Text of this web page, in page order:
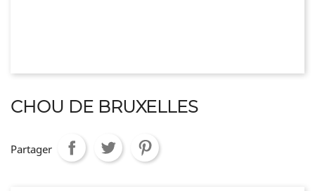
CHOU DE BRUXELLES
Partager